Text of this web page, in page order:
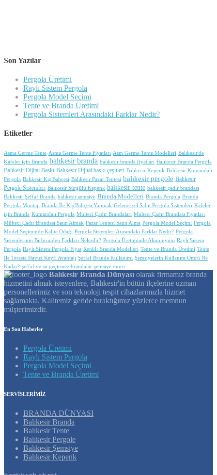
Son Yazılar
Pergola Üretimi
Raylı Sistem Pergola
Pergola Model Seçimi
Tente ve Branda Üretimi
Pergola Sistemleri Arasındaki Farklar Nedir?
Etiketler
Asma Germe Tente Asma Germe Tente Fiyatları Asm Germe Tente Modelleri Balıkesir'de
Kafeler için Branda balıkesir branda balıkesir branda fiyatları Balıkesir Branda Pergola
Balıkesir Dijital Baskı Balıkesir Dijital baskı çeşitleri Balıkesir Kepenk Balıkesir Kumandalı
Pergola Balıkesir Kış Bahçesi Balıkesir Pazar Tentesi balıkesir pergole Balıkesir
Pergole Sistemleri Balıkesir Sürgülü Kepenk balıkesir tente balıkesir çadır brandası
Balıkesir Şeffaf Branda balıkesir şemsiye Branda Modelleri Branda Pergola Branda
Pergola Montajı Branda İle Kış Bahçesi Yapmak Geleneksel Sabit Pergola Sistemleri Kafeler
için Branda Kumandalı Pergola Mülteci Çadır Brandaları Mülteci Çadır Brandası Fiyatları
Mülteci Çadır Brandası Satın Almak Pazar Tentesi Satın Alma Pergola Model Seçimi Pergola
Model Seçiminde Kalite Odağı Pergola Sistemleri Arasındaki Farklar Nedir? Pergola
Sistemlerinin Birbirinden Farkları Nelerdir? Pergola Üretiminde Alüminyum Raylı Sistem
Pergola Raylı Sistem Pergola Fiyat Renkli Branda Modelleri Tente ve Branda Üretimi Tente
İle Terasta Havuz Keyfi Avantajı Şeffaf Branda Kullanımı Şemsiyelerin Kullanım Ömrü Ne
Kadar? şeffaf ve su geçirmez brandalar şemsiye ömrü
Balıkesir Branda Dünyası olarak firmamız branda
hizmetini almak isteyenlere, Balıkesir'in bütün ilçelerine uzman
personellerimiz ve son teknoloji tespit cihazlarımızla hizmet
sağlamakta. Kalitemiz geride bıraktığımız yüzlerce memnun
müşterimizdir.
En Son Haberler
Pergola Üretimi
Raylı Sistem Pergola
Pergola Model Seçimi
Tente ve Branda Üretimi
SERVİSLERİMİZ
BRANDA DÜNYASI
Balıkesir Branda
Balıkesir Tente
Balıkesir Pergole
Balıkesir Şemsiye
Balıkesir Kepenk